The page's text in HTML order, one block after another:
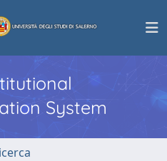
System